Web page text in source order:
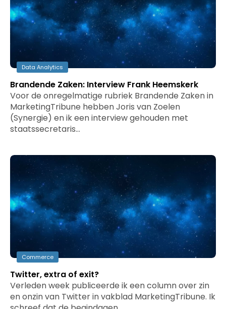
Data Analytics
Brandende Zaken: Interview Frank Heemskerk
Voor de onregelmatige rubriek Brandende Zaken in
MarketingTribune hebben Joris van Zoelen
(Synergie) en ik een interview gehouden met
staatssecretaris…
Commerce
Twitter, extra of exit?
Verleden week publiceerde ik een column over zin
en onzin van Twitter in vakblad MarketingTribune. Ik